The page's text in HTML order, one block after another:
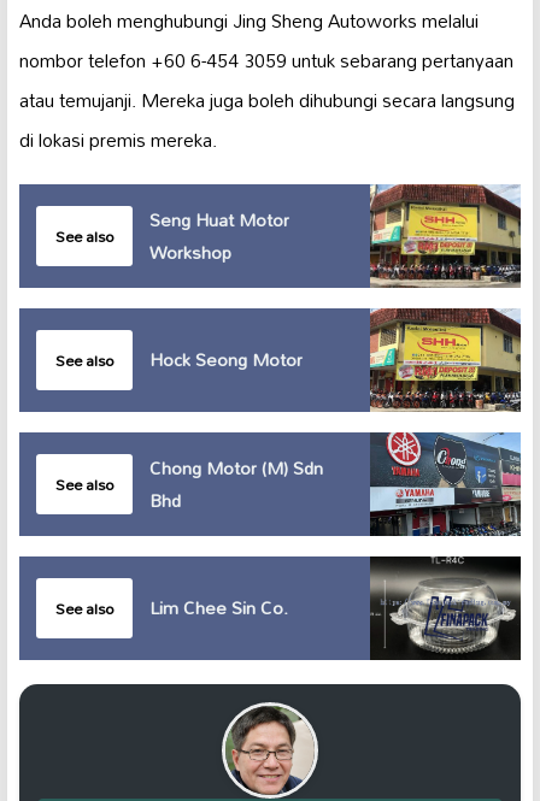
Anda boleh menghubungi Jing Sheng Autoworks melalui
nombor telefon +60 6-454 3059 untuk sebarang pertanyaan
atau temujanji. Mereka juga boleh dihubungi secara langsung
di lokasi premis mereka.
See also
Seng Huat Motor
Workshop
See also Hock Seong Motor
See also
Chong Motor (M) Sdn
Bhd
See also Lim Chee Sin Co.